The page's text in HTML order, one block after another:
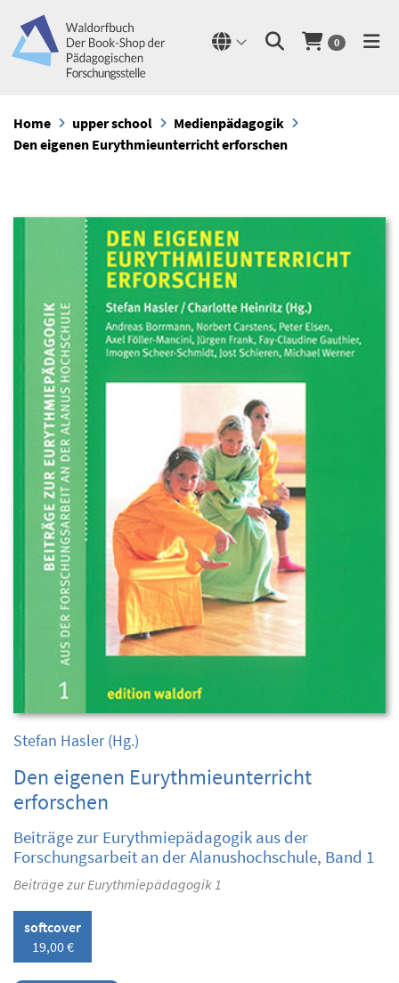
0
Home upper school
Medienpädagogik
Den eigenen Eurythmieunterricht erforschen
Stefan Hasler(Hg.)
Den eigenen Eurythmieunterricht
erforschen
Beiträge zur Eurythmiepädagogik aus der
Forschungsarbeit an der Alanushochschule, Band 1
Beiträge zur Eurythmiepädagogik 1
softcover
19,00 €